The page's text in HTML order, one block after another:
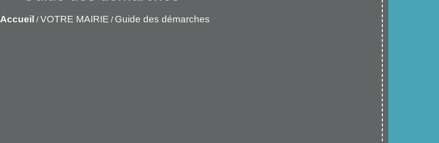
Accueil /VOTRE MAIRIE / Guide des démarches